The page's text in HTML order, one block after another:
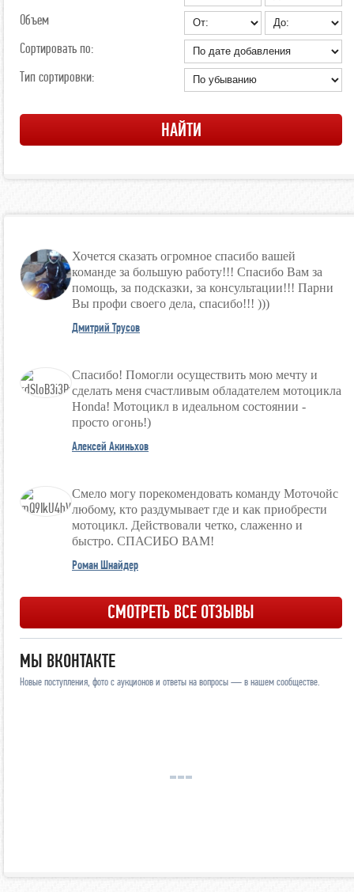
Объем
Сортировать по:
Тип сортировки:
Хочется сказать огромное спасибо вашей
команде за большую работу!!! Спасибо Вам за
помощь, за подсказки, за консультации!!! Парни
Вы профи своего дела, спасибо!!! )))
Дмитрий Трусов
Спасибо! Помогли осуществить мою мечту и
сделать меня счастливым обладателем мотоцикла
Honda! Мотоцикл в идеальном состоянии -
просто огонь!)
Алексей Акиньхов
Смело могу порекомендовать команду Моточойс
любому, кто раздумывает где и как приобрести
мотоцикл. Действовали четко, слаженно и
быстро. СПАСИБО ВАМ!
Роман Шнайдер
СМОТРЕТЬ ВСЕ ОТЗЫВЫ
МЫ ВКОНТАКТЕ
Новые поступления, фото с аукционов и ответы на вопросы — в нашем сообществе.